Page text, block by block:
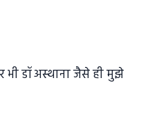
डॉ अस्थाना जैसे ही मुझे